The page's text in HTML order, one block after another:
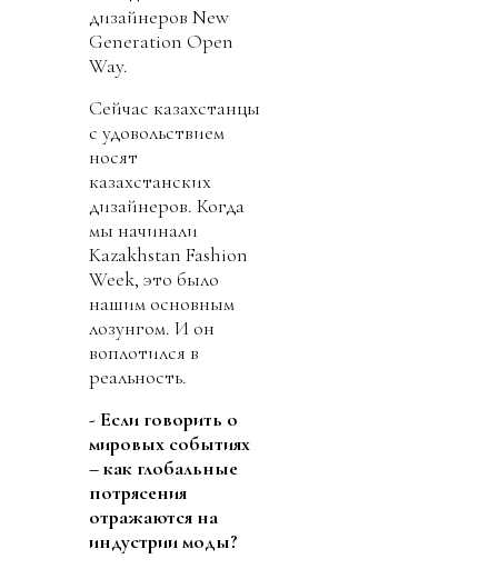
дизайнеров New
Generation Open
Way.
Сейчас казахстанцы
с удовольствием
носят
казахстанских
дизайнеров. Когда
мы начинали
Kazakhstan Fashion
Week, это было
нашим основным
лозунгом. И он
воплотился в
реальность.
- Если говорить о
мировых событиях
– как глобальные
потрясения
отражаются на
индустрии моды?